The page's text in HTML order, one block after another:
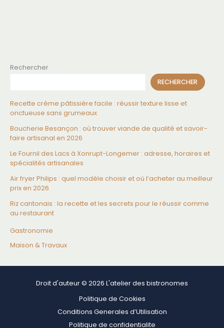
Rechercher
RECHERCHER
Recette crème pâtissière facile : réussir texture lisse et
onctueuse sans grumeaux
Boucherie Besançon : où trouver viande de qualité et savoir-
faire artisanal en 2026
Le Fournil des Lacs à Xonrupt-Longemer : adresse, horaires et
spécialités artisanales
Air fryer Philips : quel modèle choisir et où l’acheter au meilleur
prix en 2026
Riz cantonais : la recette et les secrets pour le réussir comme
au restaurant
Gastronomie
Maison & Travaux
Droit d'auteur © 2026 L'atelier des bistronomes
Politique de Cookies
Conditions Generales d’Utilisation
Politique de confidentialite